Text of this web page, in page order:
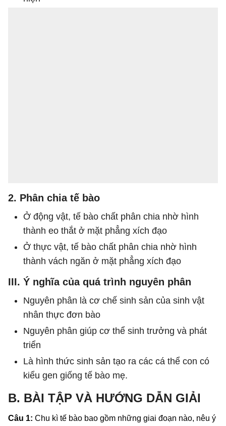
2. Phân chia tế bào
Ở động vật, tế bào chất phân chia nhờ hình
thành eo thắt ở mặt phẳng xích đạo
Ở thực vật, tế bào chất phân chia nhờ hình
thành vách ngăn ở mặt phẳng xích đạo
III. Ý nghĩa của quá trình nguyên phân
Nguyên phân là cơ chế sinh sản của sinh vật
nhân thực đơn bào
Nguyên phân giúp cơ thể sinh trưởng và phát
triển
Là hình thức sinh sản tạo ra các cá thể con có
kiểu gen giống tế bào mẹ.
B. BÀI TẬP VÀ HƯỚNG DẪN GIẢI
Câu 1: Chu kì tế bào bao gồm những giai đoạn nào, nêu ý